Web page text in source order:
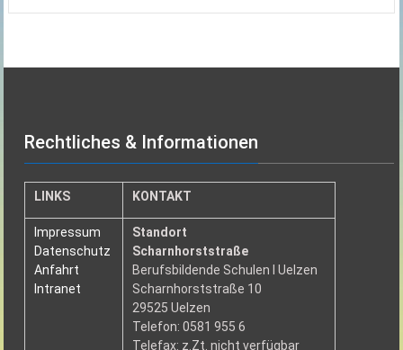
Rechtliches & Informationen
LINKS KONTAKT
Impressum
Datenschutz
Anfahrt
Intranet
Standort
Scharnhorststraße
Berufsbildende Schulen I Uelzen
Scharnhorststraße 10
29525 Uelzen
Telefon: 0581 955 6
Telefax: z.Zt. nicht verfügbar